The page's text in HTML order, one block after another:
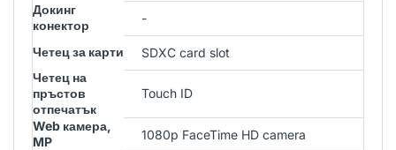
Докинг
конектор
-
Четец за карти
SDXC card slot
Четец на
пръстов
отпечатък
Touch ID
Web камера,
MP
1080p FaceTime HD camera